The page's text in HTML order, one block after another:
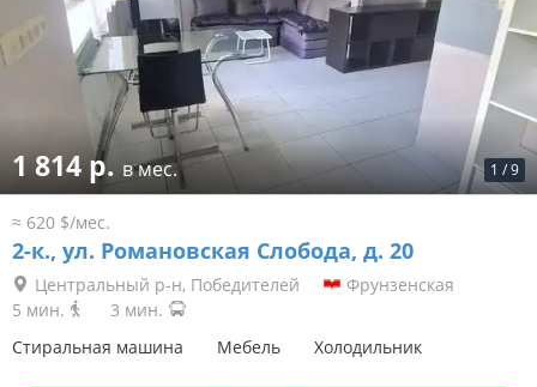
1 /9
1 814 р.в мес.
≈ 620 $/мес.
2-к., ул. Романовская Слобода, д. 20
Центральный р-н, Победителей
Фрунзенская
5 мин.
3 мин.
Стиральная машина
Мебель Холодильник